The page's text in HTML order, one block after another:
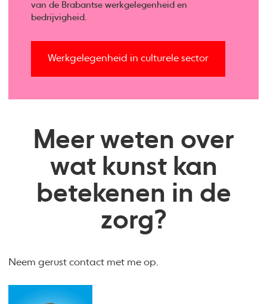
van de Brabantse werkgelegenheid en
bedrijvigheid.
Werkgelegenheid in culturele sector
Meer weten over
wat kunst kan
betekenen in de
zorg?
Neem gerust contact met me op.